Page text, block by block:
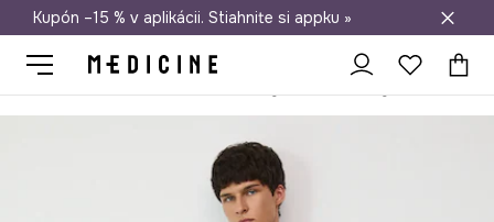
Doprava zadarmo od 50 €
Kupón –15 % v aplikácii. Stiahnite si appku »